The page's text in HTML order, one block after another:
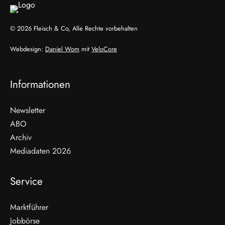
© 2026 Fleisch & Co, Alle Rechte vorbehalten
Webdesign: Daniel Wom mit VeloCore
Informationen
Newsletter
ABO
Archiv
Mediadaten 2026
Service
Marktführer
Jobbörse